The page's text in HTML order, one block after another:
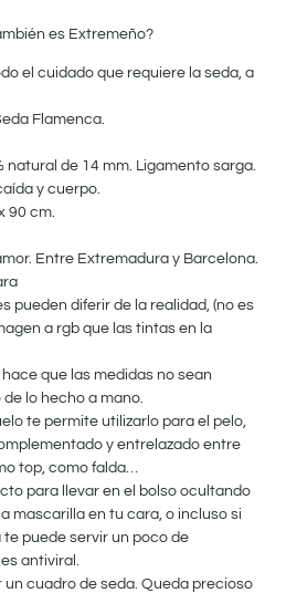
es Extremeño?
el cuidado que requiere la seda, a
Flamenca.
natural de 14 mm. Ligamento sarga.
y cuerpo.
90 cm.
Entre Extremadura y Barcelona.
pueden diferir de la realidad, (no es
a rgb que las tintas en la
que las medidas no sean
lo hecho a mano.
te permite utilizarlo para el pelo,
y entrelazado entre
top, como falda…
para llevar en el bolso ocultando
mascarilla en tu cara, o incluso si
puede servir un poco de
antiviral.
un cuadro de seda.Queda precioso